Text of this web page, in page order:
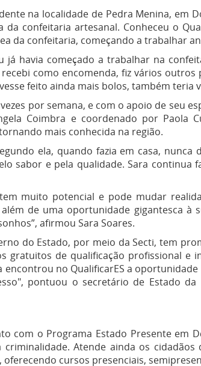
na localidade de Pedra Menina, em
da confeitaria artesanal. Conheceu o
da confeitaria, começando a trabalhar
já havia começado a trabalhar na
como encomenda, fiz vários
feito ainda mais bolos, também teria
por semana, e com o apoio de seu
Coimbra e coordenado por Paola
mais conhecida na região.
ela, quando fazia em casa, nunca
sabor e pela qualidade. Sara continua
muito potencial e pode mudar
de uma oportunidade gigantesca à
afirmou Sara Soares.
do Estado, por meio da Secti, tem
gratuitos de qualificação profissional e
encontrou no QualificarES a
pontuou o secretário de Estado da
com o Programa Estado Presente em
Atende ainda os
cursos presenciais,